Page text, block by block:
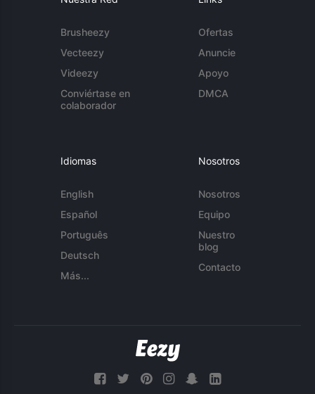
Brusheezy
Vecteezy
Videezy
Conviértase en
colaborador
Ofertas
Anuncie
Apoyo
DMCA
Idiomas
English
Español
Português
Deutsch
Más...
Nosotros
Nosotros
Equipo
Nuestro
blog
Contacto